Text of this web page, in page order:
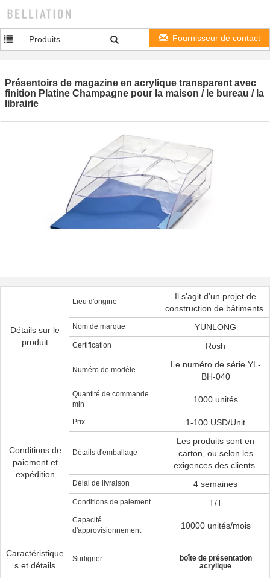
Produits Fournisseur de contact
Présentoirs de magazine en acrylique transparent avec
finition Platine Champagne pour la maison / le bureau / la
librairie
Détails sur le
produit
Lieu d'origine
Il s'agit d'un projet de
construction de bâtiments.
Nom de marque YUNLONG
Certification Rosh
Numéro de modèle
Le numéro de série YL-
BH-040
Conditions de
paiement et
expédition
Quantité de commande
min
1000 unités
Prix 1-100 USD/Unit
Détails d'emballage
Les produits sont en
carton, ou selon les
exigences des clients.
Délai de livraison 4 semaines
Conditions de paiement T/T
Capacité
d'approvisionnement
10000 unités/mois
Caractéristique
s et détails
Surligner:
boîte de présentation
acrylique